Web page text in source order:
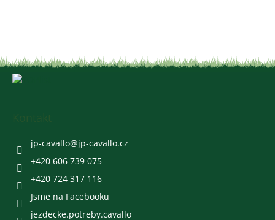
jp-cavallo@jp-cavallo.cz
+420 606 739 075
+420 724 317 116
Jsme na Facebooku
jezdecke.potreby.cavallo